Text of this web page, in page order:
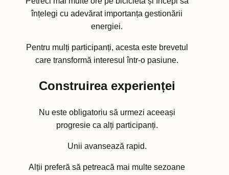
înțelegi cu adevărat importanța gestionării
energiei.
Pentru mulți participanți, acesta este brevetul
care transformă interesul într-o pasiune.
Construirea experienței
Nu este obligatoriu să urmezi aceeași
progresie ca alți participanți.
Unii avansează rapid.
Alții preferă să petreacă mai multe sezoane